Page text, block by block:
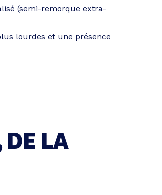
(semi-remorque extra-
lourdes et une présence
DE LA